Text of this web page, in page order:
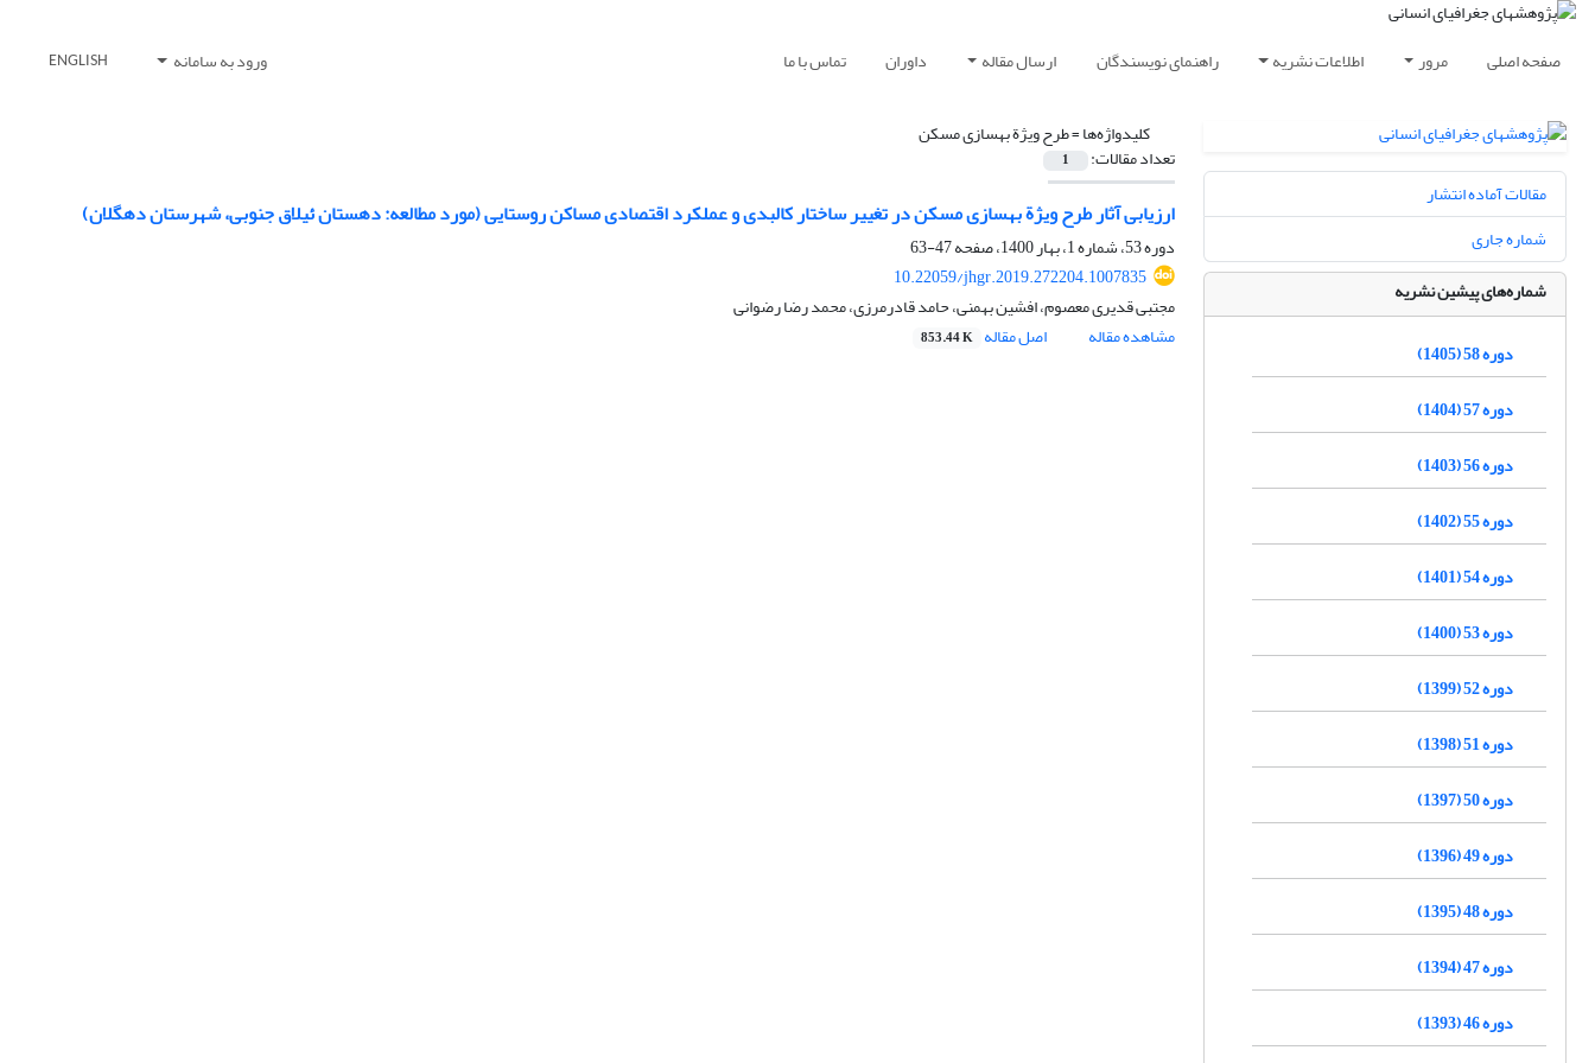
صفحه اصلی مرور اطلاعات نشریه راهنمای نویسندگان ارسال مقاله داوران تماس با ما ورود به سامانه ENGLISH
کلیدواژه‌ها =طرح ویژة بهسازی مسکن
تعداد مقالات: 1
ارزیابی آثار طرح ویژة بهسازی مسکن در تغییر ساختار کالبدی و عملکرد اقتصادی مساکن روستایی (مورد مطالعه: دهستان ئیلاق جنوبی، شهرستان دهگلان)
دوره 53، شماره 1، بهار 1400، صفحه
47-63
10.22059/jhgr.2019.272204.1007835
مجتبی قدیری معصوم، افشین بهمنی، حامد قادرمرزی، محمد رضا رضوانی
مشاهده مقاله
اصل مقاله 853.44 K
مقالات آماده انتشار
شماره جاری
شماره‌های پیشین نشریه
دوره 58 (1405)
دوره 57 (1404)
دوره 56 (1403)
دوره 55 (1402)
دوره 54 (1401)
دوره 53 (1400)
دوره 52 (1399)
دوره 51 (1398)
دوره 50 (1397)
دوره 49 (1396)
دوره 48 (1395)
دوره 47 (1394)
دوره 46 (1393)